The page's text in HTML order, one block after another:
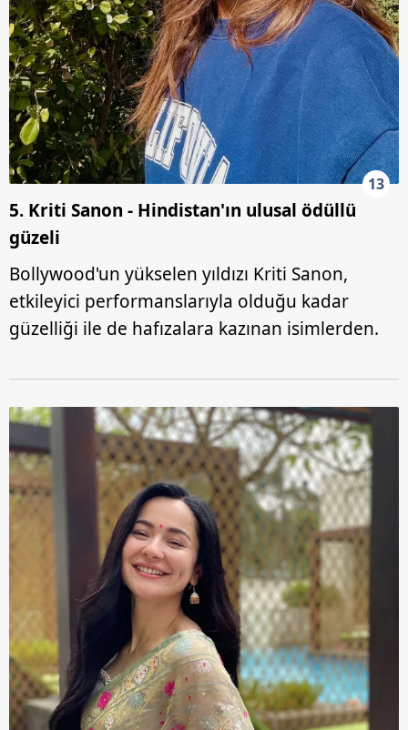
13
5. Kriti Sanon - Hindistan'ın ulusal ödüllü
güzeli
Bollywood'un yükselen yıldızı Kriti Sanon,
etkileyici performanslarıyla olduğu kadar
güzelliği ile de hafızalara kazınan isimlerden.